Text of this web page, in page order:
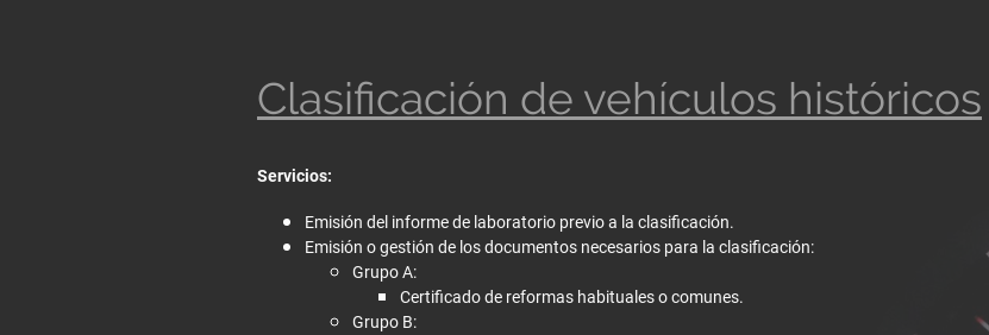
Clasificación de vehículos históricos
Servicios:
Emisión del informe de laboratorio previo a la clasificación.
Emisión o gestión de los documentos necesarios para la clasificación:
Grupo A:
Certificado de reformas habituales o comunes.
Grupo B: